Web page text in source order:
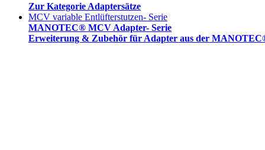
Zur Kategorie Adaptersätze
MCV variable Entlüfterstutzen- Serie
MANOTEC® MCV Adapter- Serie
Erweiterung & Zubehör für Adapter aus der